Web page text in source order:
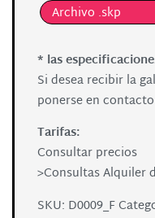
Archivo .skp
* las
Si desea recibir la
ponerse en
Tarifas:
Consultar precios
>Consultas Alquiler
SKU: D0009_F